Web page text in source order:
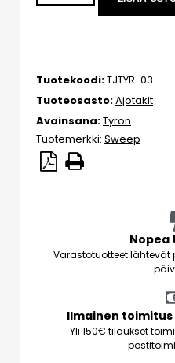
Tuotekoodi:TJTYR-03
Tuoteosasto:Ajotakit
Avainsana:Tyron
Tuotemerkki: Sweep
Nopea
Varastotuotteet
Ilmainen
Yli 150€ tilaukset